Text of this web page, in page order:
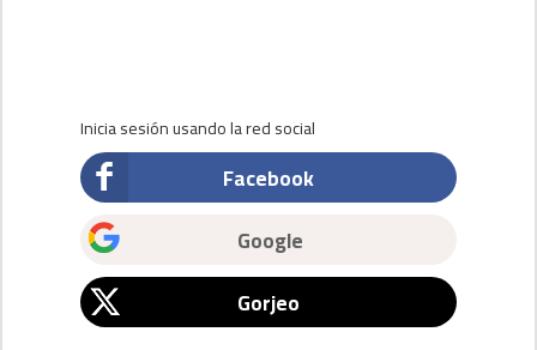
Inicia sesión usando la red social
Facebook
Google
Gorjeo